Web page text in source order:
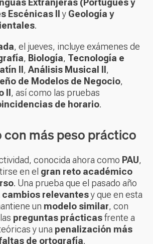
Extranjeras (Portugués y
Escénicas II y Geología y
.
, el jueves, incluye exámenes de
, Biología, Tecnología e
II , Análisis Musical II ,
de Modelos de Negocio,
, así como las pruebas
de horario.
con más peso práctico
conocida ahora como PAU,
en el gran reto académico
. Una prueba que el pasado año
cambios relevantesy que en esta
un modelo similar, con
preguntas prácticasfrente a
y una penalización más
de ortografía.